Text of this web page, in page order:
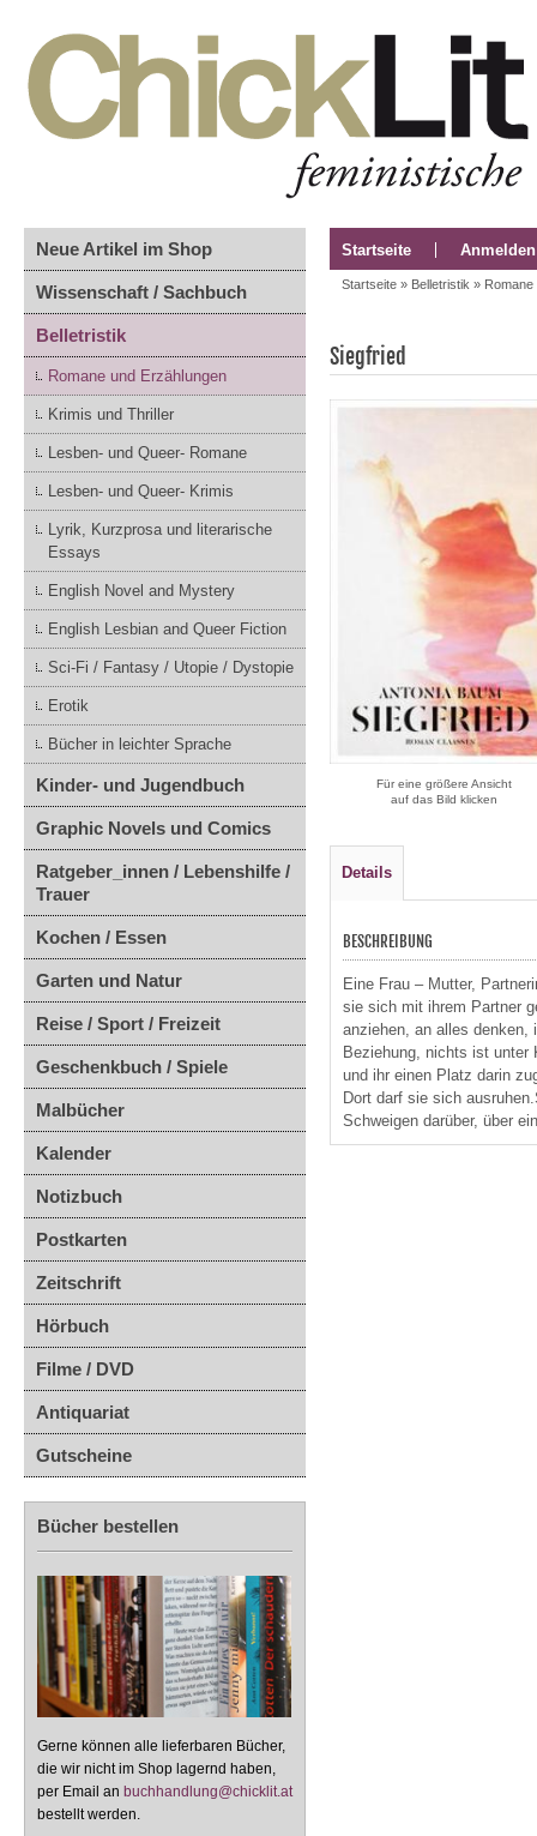
Neue Artikel im Shop
Wissenschaft / Sachbuch
Belletristik
Romane und Erzählungen
Krimis und Thriller
Lesben- und Queer- Romane
Lesben- und Queer- Krimis
Lyrik, Kurzprosa und literarische
Essays
English Novel and Mystery
English Lesbian and Queer Fiction
Sci-Fi / Fantasy / Utopie / Dystopie
Erotik
Bücher in leichter Sprache
Kinder- und Jugendbuch
Graphic Novels und Comics
Ratgeber_innen / Lebenshilfe /
Trauer
Kochen / Essen
Garten und Natur
Reise / Sport / Freizeit
Geschenkbuch / Spiele
Malbücher
Kalender
Notizbuch
Postkarten
Zeitschrift
Hörbuch
Filme / DVD
Antiquariat
Gutscheine
Bücher bestellen
Gerne können alle lieferbaren Bücher,
die wir nicht im Shop lagernd haben,
per Email an buchhandlung@chicklit.at
bestellt werden.
Startseite Anmelden
Startseite » Belletristik »
Siegfried
Für eine größere Ansicht
auf das Bild klicken
Details
BESCHREIBUNG
Eine Frau – Mutter,
sie sich mit ihrem Partner
anziehen, an alles denken,
Beziehung, nichts ist unter
und ihr einen Platz darin
Dort darf sie sich
Schweigen darüber, über